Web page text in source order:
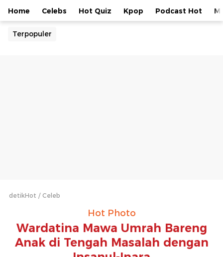
Home Celebs Hot Quiz Kpop Podcast Hot
Terpopuler
detikHot Celeb
Hot Photo
Wardatina Mawa Umrah Bareng
Anak di Tengah Masalah dengan